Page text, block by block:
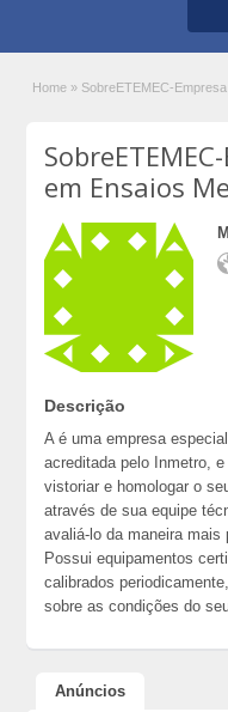
Home » SobreETEMEC-
em Ensaios
Descrição
A é uma empresa
acreditada pelo Inmetro,
vistoriar e homologar o
através de sua equipe
avaliá-lo da maneira
Possui equipamentos
calibrados
sobre as condições do
Anúncios